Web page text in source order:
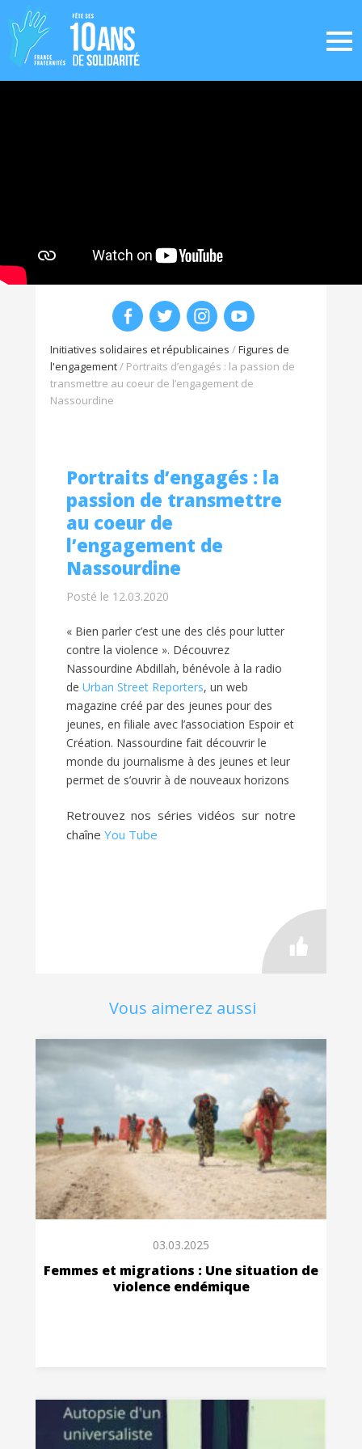
Initiatives solidaires et républicaines /Figures de
l'engagement/ Portraits d’engagés : la passion de
transmettre au coeur de l’engagement de
Nassourdine
Portraits d’engagés : la
passion de transmettre
au coeur de
l’engagement de
Nassourdine
Posté le 12.03.2020
« Bien parler c’est une des clés pour lutter
contre la violence ». Découvrez
Nassourdine Abdillah, bénévole à la radio
de Urban Street Reporters, un web
magazine créé par des jeunes pour des
jeunes, en filiale avec l’association Espoir et
Création. Nassourdine fait découvrir le
monde du journalisme à des jeunes et leur
permet de s’ouvrir à de nouveaux horizons
Retrouvez nos séries vidéos sur notre
chaîne You Tube
Vous aimerez aussi
03.03.2025
Femmes et migrations : Une situation de
violence endémique